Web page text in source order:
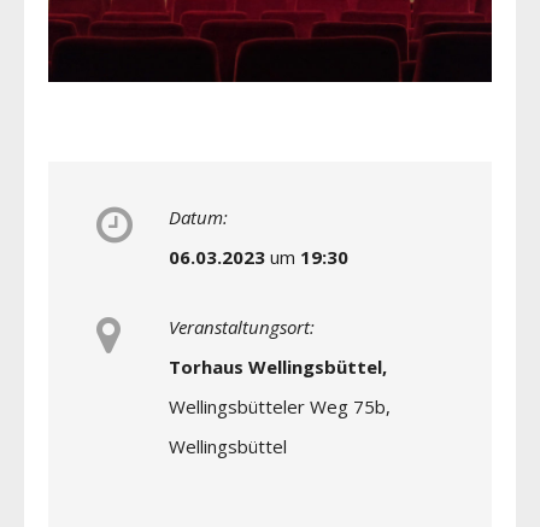
Datum:
06.03.2023 um 19:30
Veranstaltungsort:
Torhaus Wellingsbüttel,
Wellingsbütteler Weg 75b,
Wellingsbüttel